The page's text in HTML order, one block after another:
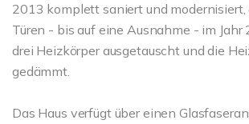
2013 komplett saniert und modernisiert,
Türen - bis auf eine Ausnahme - im Jahr
drei Heizkörper ausgetauscht und die
gedämmt.
Das Haus verfügt über einen